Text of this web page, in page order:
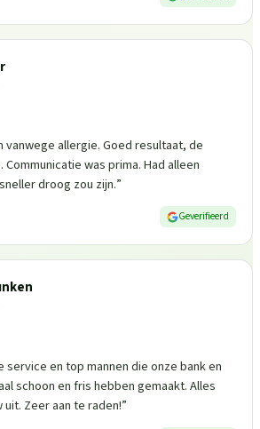
vanwege allergie. Goed resultaat, de
was prima. Had alleen
droog zou zijn.”
Geverifieerd
service en top mannen die onze bank en
schoon en fris hebben gemaakt. Alles
Zeer aan te raden!”